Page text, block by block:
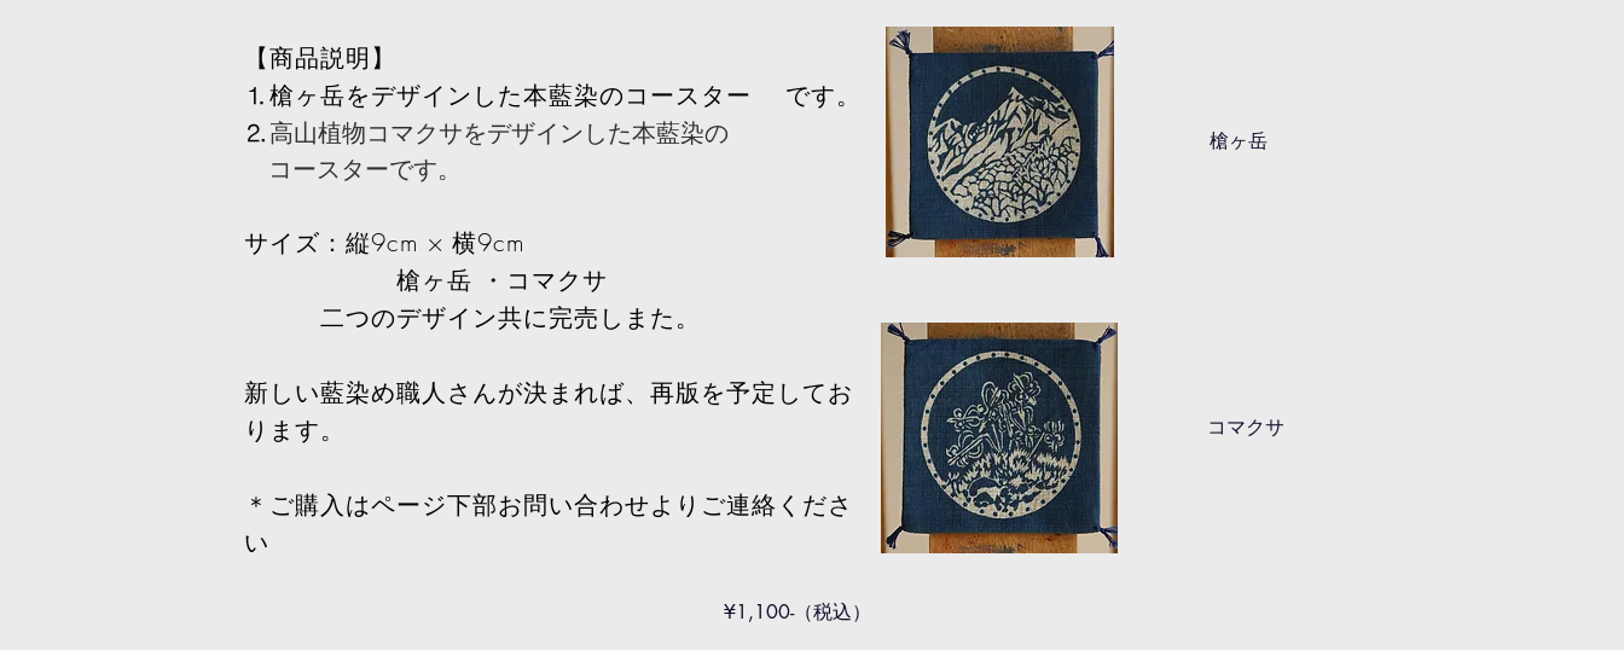
【商品説明】
⒈槍ヶ岳をデザインした本藍染のコースター です。
⒉高山植物コマクサをデザインした本藍染の
コースターです。
サイズ：縦9cm × 横9cm​
槍ヶ岳 ・コマクサ
二つのデザイン共に完売しまた。
​新しい藍染め職人さんが決まれば、再版を予定してお
ります。
＊ご購入はページ下部お問い合わせよりご連絡くださ
い
槍ヶ岳
コマクサ
​¥1,100-（税込）